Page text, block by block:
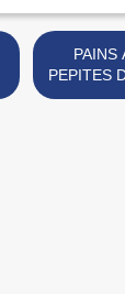
PAINS